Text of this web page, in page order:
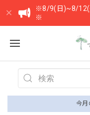
※8/9(日)~8/12(
※
今月